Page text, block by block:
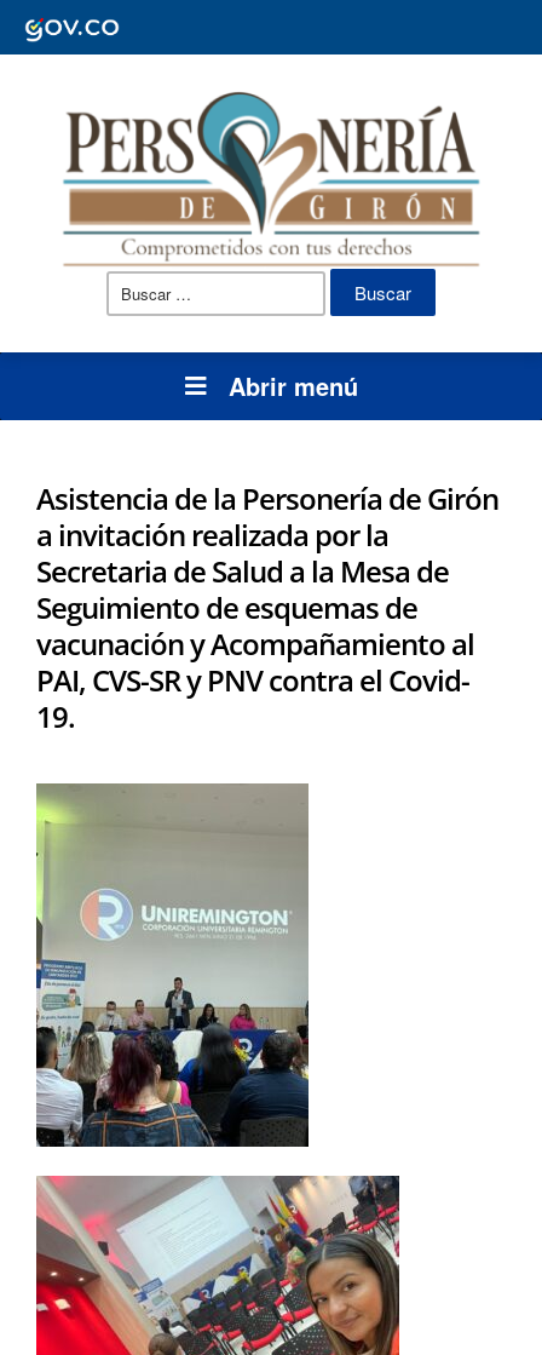
Buscar:
Abrir menú
Asistencia de la Personería de Girón
a invitación realizada por la
Secretaria de Salud a la Mesa de
Seguimiento de esquemas de
vacunación y Acompañamiento al
PAI, CVS-SR y PNV contra el Covid-
19.